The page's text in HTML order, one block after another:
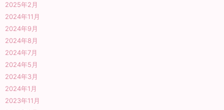
2025年2月
2024年11月
2024年9月
2024年8月
2024年7月
2024年5月
2024年3月
2024年1月
2023年11月